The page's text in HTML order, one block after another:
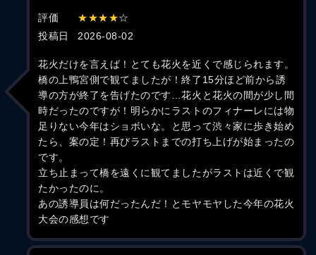
評価 ★★★★☆
投稿日
2026-08-02
花火だけを言えば！とても花火を近くで感じられます。
橋の上鴨宮側で観てましたが！終了15分ほど前から誘
導の方が終了を告げたのです…花火と花火の間が少し間
時だったのですが！明らかにラストのフィナーレには物
足りない今年はショボいな。と思って渋々家に歩き始め
たら、案の定！再びラストまでの打ち上げが始まったの
です。
立ち止まって橋を遠くに観てましたがラストは近くで観
たかったのに。
あの誘導員は何だったんだ！とモヤモヤした今年の花火
大会の感想です